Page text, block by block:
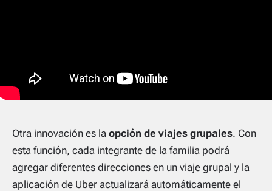
Otra innovación es la opción de viajes grupales. Con
esta función, cada integrante de la familia podrá
agregar diferentes direcciones en un viaje grupal y la
aplicación de Uber actualizará automáticamente el